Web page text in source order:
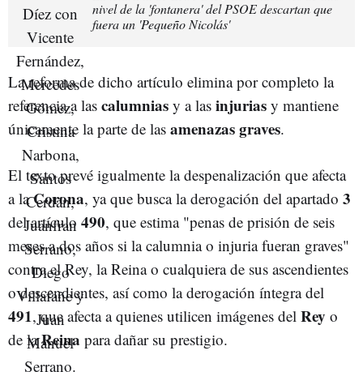
nivel de la 'fontanera' del PSOE descartan que
fuera un 'Pequeño Nicolás'
La reforma de dicho artículo elimina por completo la
referencia a las calumnias y a las injurias y mantiene
únicamente la parte de las amenazas graves.
El texto prevé igualmente la despenalización que afecta
a laCorona, ya que busca la derogación del apartado 3
del artículo 490, que estima "penas de prisión de seis
meses a dos años si la calumnia o injuria fueran graves"
contra el Rey, la Reina o cualquiera de sus ascendientes
o descendientes, así como la derogación íntegra del
491, que afecta a quienes utilicen imágenes del Rey o
de laReina para dañar su prestigio.